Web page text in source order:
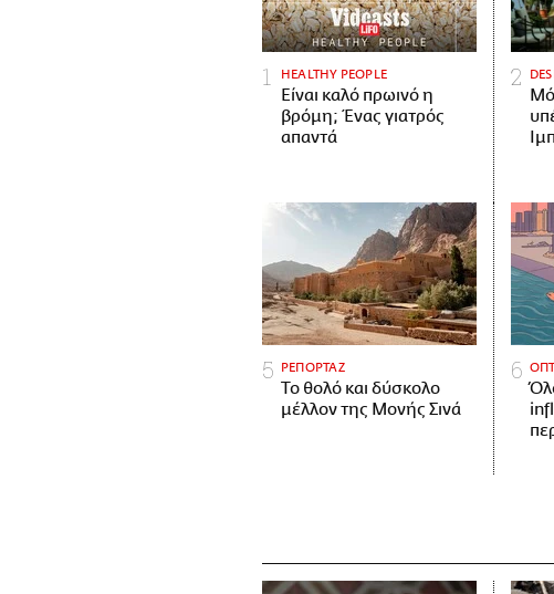
HEALTHY PEOPLE
Είναι καλό πρωινό η
βρόμη; Ένας γιατρός
απαντά
ΡΕΠΟΡΤΑΖ
Το θολό και δύσκολο
μέλλον της Μονής Σινά